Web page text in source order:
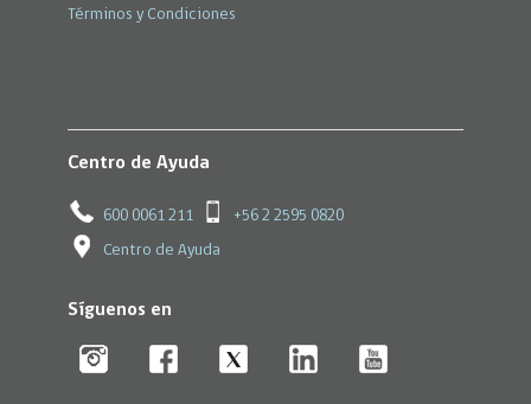
Términos y Condiciones
Centro de Ayuda
600 0061 211 +56 2 2595 0820
Centro de Ayuda
Síguenos en